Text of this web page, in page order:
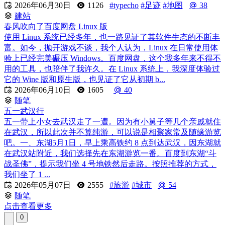
 2026年06月30日 1126 #typecho #足迹 #地图
38
建站
春风吹向了百度网盘 Linux 版
使用 Linux 系统已经多年，也一路见证了其软件生态的不断丰
富。如今，抛开游戏不谈，我个人认为，Linux 在日常使用体
验上已经完美碾压 Windows。百度网盘，这个我多年来不得不
用的工具，也陪伴了我许久。在 Linux 系统上，我深度体验过
它的 Wine 版和原生版，也见证了它从初期 b...
 2026年06月10日 1605
40
随笔
五一武汉行
五一带上小女去武汉走了一遭。因为有小舅子等几个亲戚就住
在武汉，所以此次并不算纯游，可以说是相聚家常及随缘游览
吧。一、东湖5月1日，早上乘高铁约 8 点到达武汉，因东湖就
在武汉站附近，我们选择先在东湖游览一番。百度到东湖“斗
战圣佛”，提示我们坐 4 号地铁然后走路。按照推荐的方式，
我们坐了 1 ...
 2026年05月07日 2555 #旅游 #城市
54
随笔
点击查看更多
0